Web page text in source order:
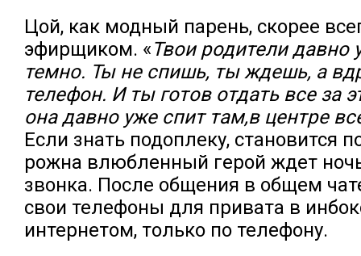
Цой, как модный парень, скорее
эфирщиком. «Твои родители давно
темно. Ты не спишь, ты ждешь, а
телефон. И ты готов отдать все за
она давно уже спит там,в центре
Если знать подоплеку, становится
рожна влюбленный герой ждет
звонка. После общения в общем
свои телефоны для привата в
интернетом, только по телефону.